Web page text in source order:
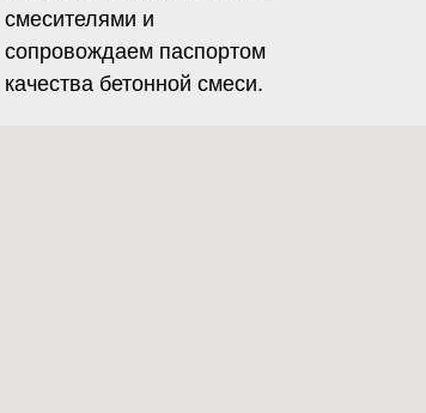
смесителями и
сопровождаем паспортом
качества бетонной смеси.